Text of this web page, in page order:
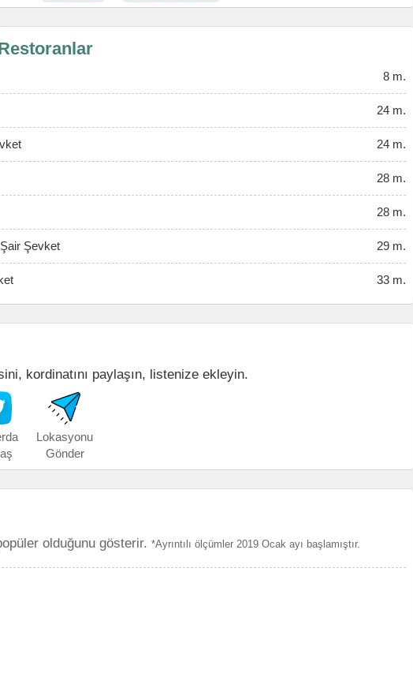
8 m.
24 m.
24 m.
28 m.
28 m.
Şevket 29 m.
33 m.
kordinatını paylaşın, listenize ekleyin.
Lokasyonu
Gönder
olduğunu gösterir. *Ayrıntılı ölçümler 2019 Ocak ayı başlamıştır.